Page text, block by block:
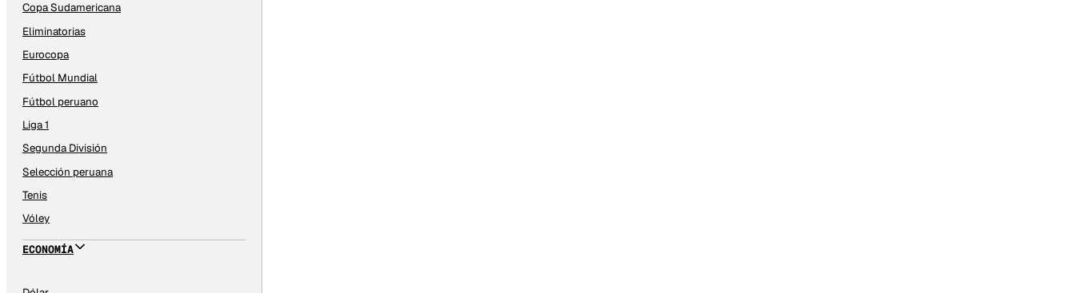
Copa Sudamericana
Eliminatorias
Eurocopa
Fútbol Mundial
Fútbol peruano
Liga 1
Segunda División
Selección peruana
Tenis
Vóley
ECONOMÍA